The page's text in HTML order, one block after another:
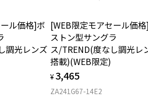
トします。
眼に近い見え方になるので、自然な色合いで
ウトドアシーンにピッタリです。
】
ライトカラーレンズの組み合わせはスタイル
ーンはもちろん日常使いでもフィットしま
140mm
48mm
定無料
めに発見するために、定期的な視
めいたします。
具合調整無料
フレームのみ購入して、
ます
交換券」をお選びいただくと、実店舗で
付きレンズ（標準セットレンズ）へ無
ル価格]ボ
調光レンズ
[WEB限定モアセール価
ストン型サングラ
ス/TREND(度なし調光レ
搭載)(WEB限定)
¥ 3,465
ZA241G67-14E2